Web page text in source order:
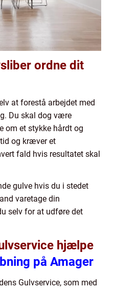
ordne dit
at forestå arbejdet med
Du skal dog være
om et stykke hårdt og
og kræver et
fald hvis resultatet skal
gulve hvis du i stedet
varetage din
selv for at udføre det
hjælpe
på Amager
Gulvservice, som med